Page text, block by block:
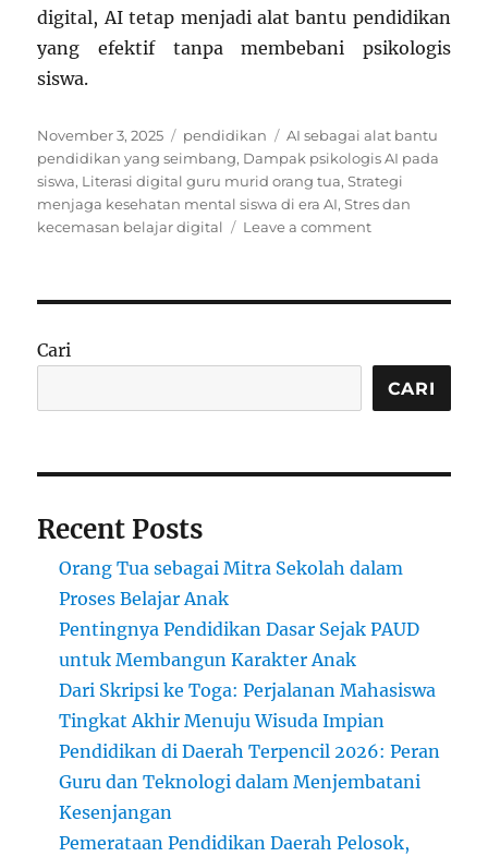
digital, AI tetap menjadi alat bantu pendidikan
yang efektif tanpa membebani psikologis
siswa.
Posted
on
November 3, 2025 Categories
pendidikan Tags
AI sebagai alat bantu
pendidikan yang seimbang, Dampak psikologis AI pada
siswa, Literasi digital guru murid orang tua,Strategi
menjaga kesehatan mental siswa di era AI,Stres dan
kecemasan belajar digital
Leave a commenton
Siswa
Sekolah
Cari
CARI
Recent Posts
Orang Tua sebagai Mitra Sekolah dalam
Proses Belajar Anak
Pentingnya Pendidikan Dasar Sejak PAUD
untuk Membangun Karakter Anak
Dari Skripsi ke Toga: Perjalanan Mahasiswa
Tingkat Akhir Menuju Wisuda Impian
Pendidikan di Daerah Terpencil 2026: Peran
Guru dan Teknologi dalam Menjembatani
Kesenjangan
Pemerataan Pendidikan Daerah Pelosok,